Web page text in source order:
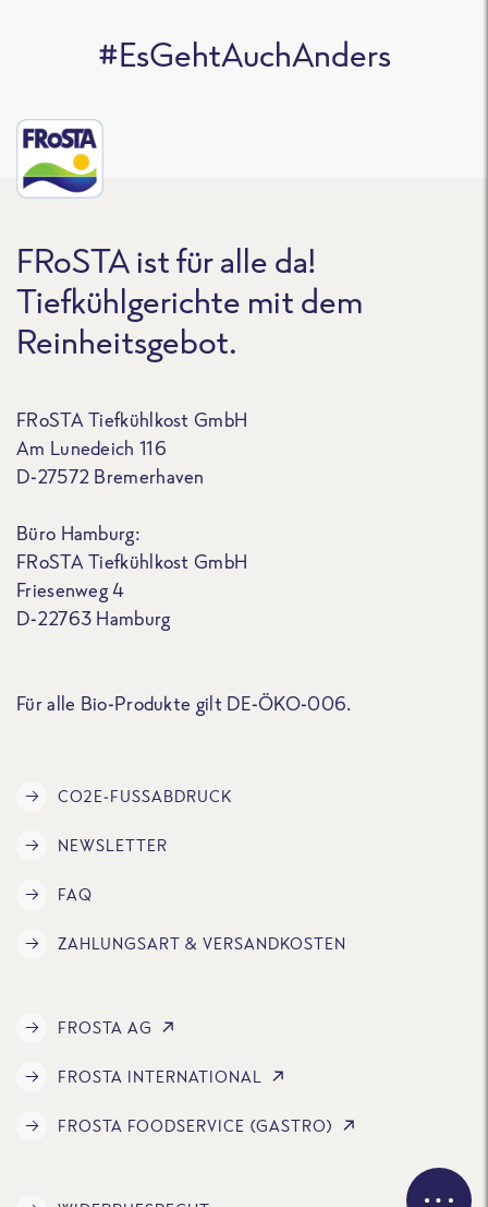
#EsGehtAuchAnders
FRoSTA ist für alle da!
Tiefkühlgerichte mit dem
Reinheitsgebot.
FRoSTA Tiefkühlkost GmbH
Am Lunedeich 116
D-27572 Bremerhaven
Büro Hamburg:
FRoSTA Tiefkühlkost GmbH
Friesenweg 4
D-22763 Hamburg
Für alle Bio-Produkte gilt DE-ÖKO-006.
CO2E-FUSSABDRUCK
NEWSLETTER
FAQ
ZAHLUNGSART & VERSANDKOSTEN
FROSTA AG
FROSTA INTERNATIONAL
FROSTA FOODSERVICE (GASTRO)